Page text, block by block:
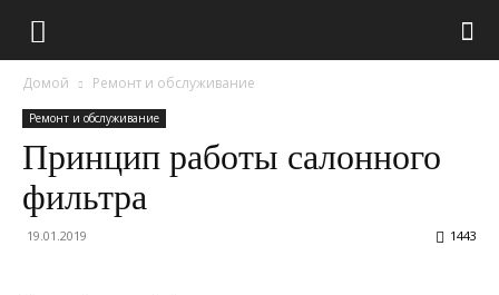
Домой Ремонт и обслуживание
Ремонт и обслуживание
Принцип работы салонного
фильтра
19.01.2019 1443